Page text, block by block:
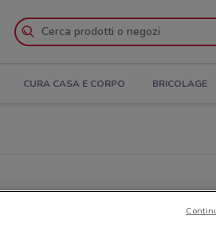
CURA CASA E CORPO BRICOLAGE